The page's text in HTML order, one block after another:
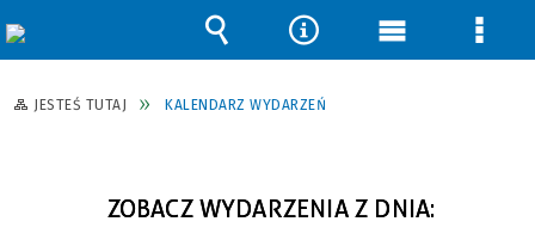
JESTEŚ TUTAJ KALENDARZ WYDARZEŃ
ZOBACZ WYDARZENIA Z DNIA:
Wyszukiwarka
Narzędzia
Menu Menu